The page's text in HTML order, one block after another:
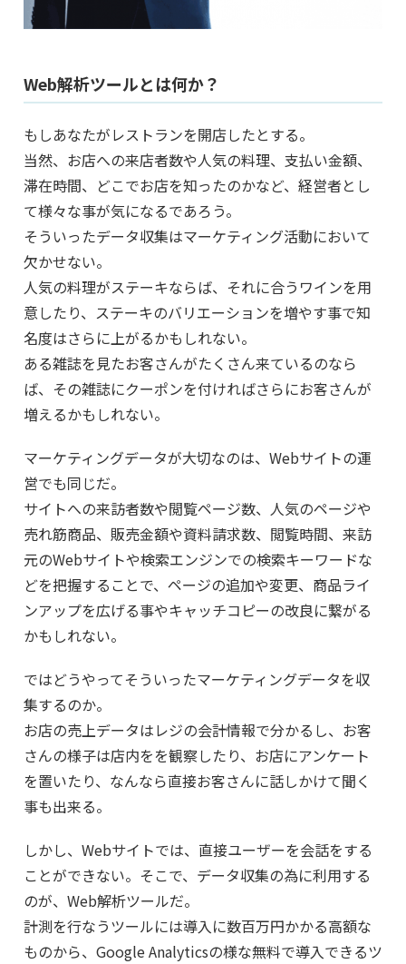
Web解析ツールとは何か？
もしあなたがレストランを開店したとする。
当然、お店への来店者数や人気の料理、支払い金額、
滞在時間、どこでお店を知ったのかなど、経営者とし
て様々な事が気になるであろう。
そういったデータ収集はマーケティング活動において
欠かせない。
人気の料理がステーキならば、それに合うワインを用
意したり、ステーキのバリエーションを増やす事で知
名度はさらに上がるかもしれない。
ある雑誌を見たお客さんがたくさん来ているのなら
ば、その雑誌にクーポンを付ければさらにお客さんが
増えるかもしれない。
マーケティングデータが大切なのは、Webサイトの運
営でも同じだ。
サイトへの来訪者数や閲覧ページ数、人気のページや
売れ筋商品、販売金額や資料請求数、閲覧時間、来訪
元のWebサイトや検索エンジンでの検索キーワードな
どを把握することで、ページの追加や変更、商品ライ
ンアップを広げる事やキャッチコピーの改良に繋がる
かもしれない。
ではどうやってそういったマーケティングデータを収
集するのか。
お店の売上データはレジの会計情報で分かるし、お客
さんの様子は店内をを観察したり、お店にアンケート
を置いたり、なんなら直接お客さんに話しかけて聞く
事も出来る。
しかし、Webサイトでは、直接ユーザーを会話をする
ことができない。そこで、データ収集の為に利用する
のが、Web解析ツールだ。
計測を行なうツールには導入に数百万円かかる高額な
ものから、Google Analyticsの様な無料で導入できるツ